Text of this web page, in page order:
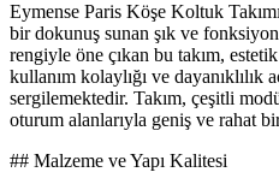
Eymense Paris Köşe Koltuk
bir dokunuş sunan şık ve
rengiyle öne çıkan bu takım,
kullanım kolaylığı ve dayanıklılık
sergilemektedir. Takım, çeşitli
oturum alanlarıyla geniş ve rahat
## Malzeme ve Yapı Kalitesi